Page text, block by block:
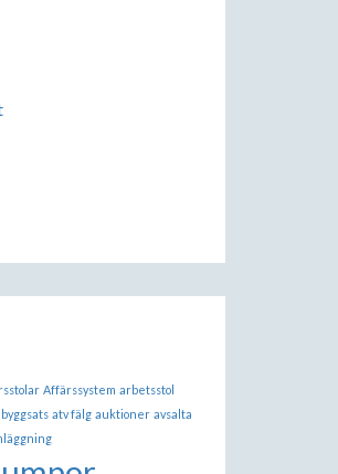
Affärssystem arbetsstol
atv fälg auktioner avsalta